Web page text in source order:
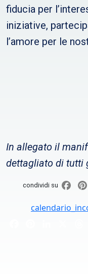
fiducia per
iniziative,
l’amore per le
In allegato il
dettagliato di tutti
condividi su